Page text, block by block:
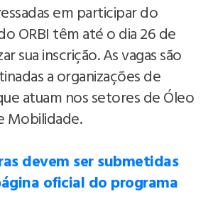
em participar do
ORBI têm até o dia 26 de
sua inscrição. As vagas são
a organizações de
atuam nos setores de Óleo
Mobilidade.
devem ser submetidas
oficial do programa